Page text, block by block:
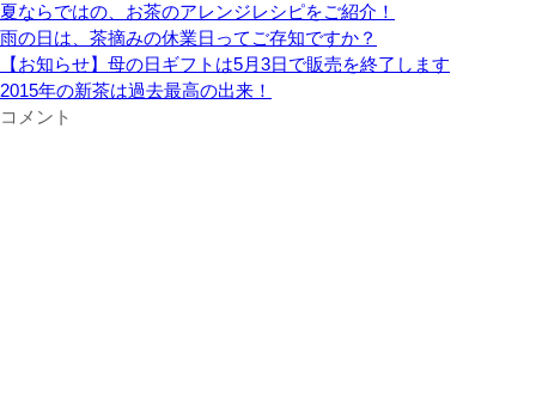
夏ならではの、お茶のアレンジレシピをご紹介！
雨の日は、茶摘みの休業日ってご存知ですか？
【お知らせ】母の日ギフトは5月3日で販売を終了します
2015年の新茶は過去最高の出来！
コメント